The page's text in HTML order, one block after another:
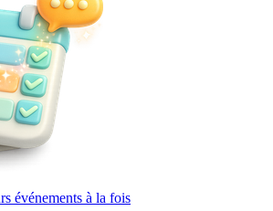
événements à la fois